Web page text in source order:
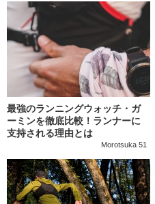
最強のランニングウォッチ・ガ
ーミンを徹底比較！ランナーに
支持される理由とは
Morotsuka 51